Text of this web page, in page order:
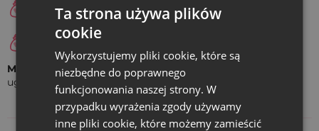
Wsypuj lawendę małą łyżeczką lub miarką.
Przy większej liczbie woreczków odmierzaj porcje
wagą kuchenną.
Mocniejszy zapach lawendy:po zawiązaniu delikatnie
ugnieć woreczek, aby uwolnić naturalne olejki eteryczne.
Ta strona używa plików
cookie
Wykorzystujemy pliki cookie, które są
niezbędne do poprawnego
funkcjonowania naszej strony. W
przypadku wyrażenia zgody używamy
inne pliki cookie, które możemy zamieścić